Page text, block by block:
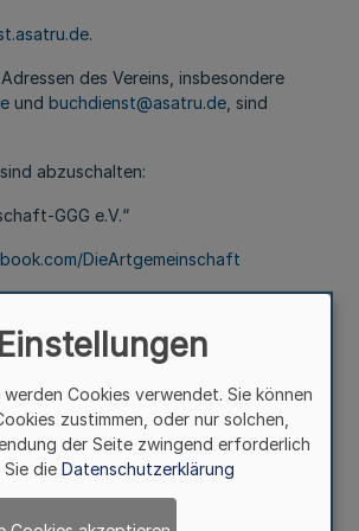
.
des Vereins, insbesondere
und buchdienst@asatru.de , sind
abzuschalten:
GGG e.V.“
DieArtgemeinschaft
NordischeZeitung
DieJugendfeier
BrauchtumimArtglauben
Cookies verwendet. Sie können
zustimmen, oder nur solchen,
der Seite zwingend erforderlich
die Datenschutzerklärung